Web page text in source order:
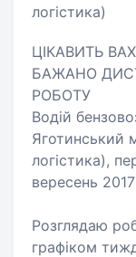
логістика)
ЦІКАВИТЬ
БАЖАНО
РОБОТУ
Водій
Яготинський
логістика),
вересень
Розглядаю
графіком